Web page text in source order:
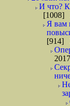
И что?
[1008]
Я вам
[914]